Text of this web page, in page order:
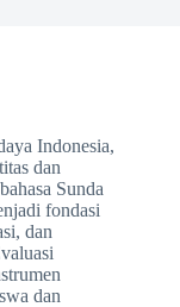
Indonesia,
dan
Sunda
fondasi
dan
dan